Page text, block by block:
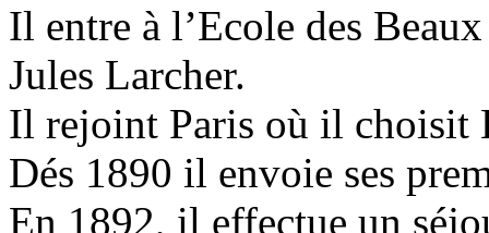
Il entre à l’Ecole des
Jules Larcher.
Il rejoint Paris où il choisit
Dés 1890 il envoie ses
En 1892, il effectue un